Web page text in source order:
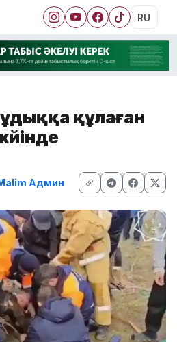
RU
құлаған
Админ